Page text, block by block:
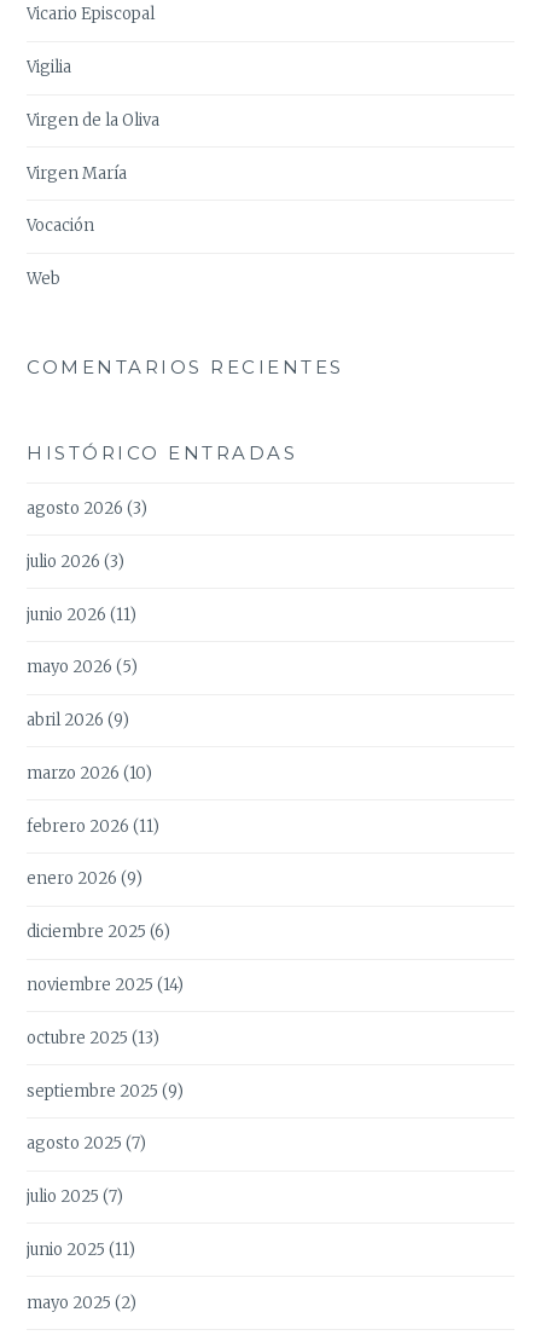
Vicario Episcopal
Vigilia
Virgen de la Oliva
Virgen María
Vocación
Web
COMENTARIOS RECIENTES
HISTÓRICO ENTRADAS
agosto 2026 (3)
julio 2026 (3)
junio 2026 (11)
mayo 2026 (5)
abril 2026 (9)
marzo 2026 (10)
febrero 2026 (11)
enero 2026 (9)
diciembre 2025 (6)
noviembre 2025 (14)
octubre 2025 (13)
septiembre 2025 (9)
agosto 2025 (7)
julio 2025 (7)
junio 2025 (11)
mayo 2025 (2)